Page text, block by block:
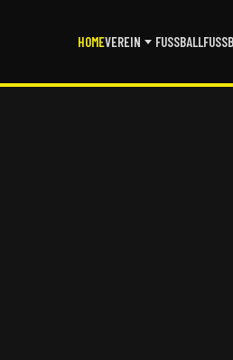
HOMEVEREIN FUSSBALL